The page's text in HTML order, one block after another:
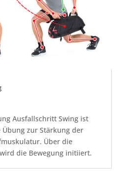
Ausfallschritt Swing ist
zur Stärkung der
Über die
die Bewegung initiiert.